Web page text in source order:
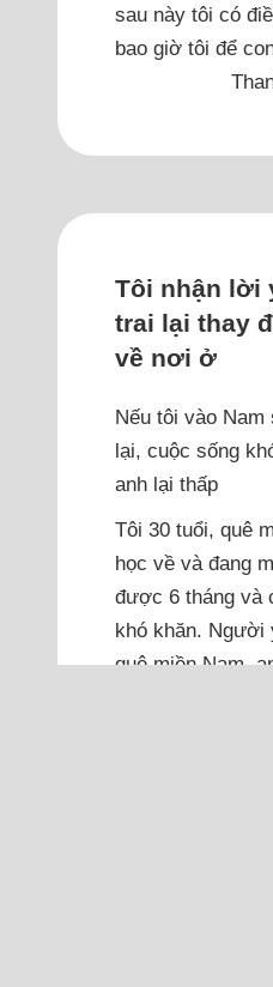
sau này tôi có
bao giờ tôi để
Tôi nhận lời
trai lại thay
về nơi ở
Nếu tôi vào Nam
lại, cuộc sống
anh lại thấp
Tôi 30 tuổi, quê
học về và đang
được 6 tháng và
khó khăn. Người
quê miền Nam,